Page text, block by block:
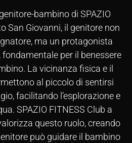
bambino di SPAZIO
San Giovanni, il genitore non
ma un protagonista
fondamentale per il benessere
La vicinanza fisica e il
al piccolo di sentirsi
facilitando l’esplorazione e
SPAZIO FITNESS Club a
questo ruolo, creando
può guidare il bambino